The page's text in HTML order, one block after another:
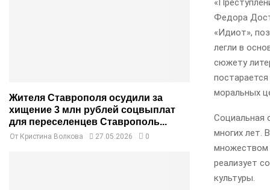
Федора
«Идиот»,
легли в
сюжету
моральных
Социальная
многих лет.
множеством
реализует
культуры.
Жителя Ставрополя осудили за
хищение 3 млн рублей соцвыплат
для переселенцев Ставрополь...
От Кристина Волкова 27.05.2026 0